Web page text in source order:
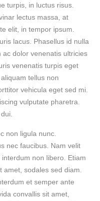
turpis, in luctus risus.
lectus massa, at
elit, in tempor ipsum.
lacus. Phasellus id nulla
dolor venenatis ultricies
venenatis turpis eget
tellus non
vehicula eget sed mi.
vulputate pharetra.
non ligula nunc.
nec faucibus. Nam velit
non libero. Etiam
sodales sed diam.
et semper ante
convallis sit amet,